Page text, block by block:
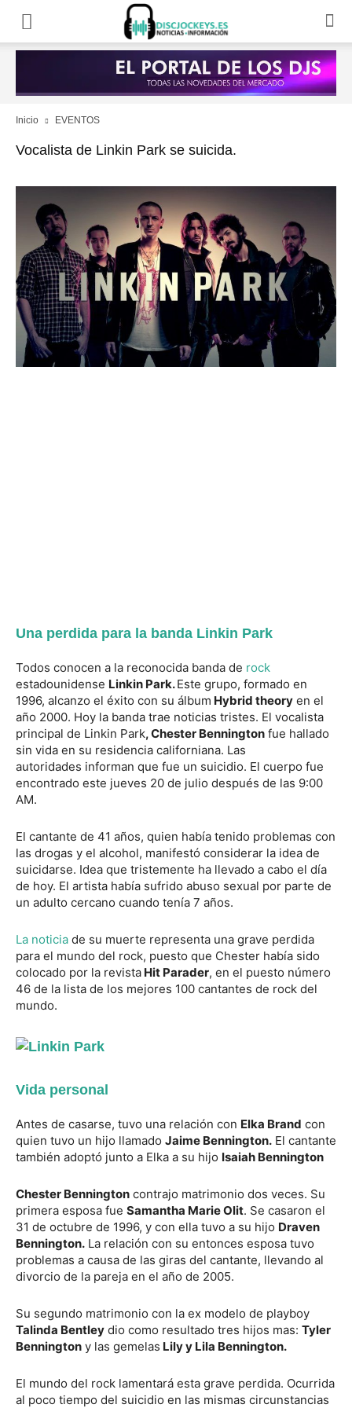
Inicio EVENTOS
Vocalista de Linkin Park se suicida.
Una perdida para la banda Linkin Park
Todos conocen a la reconocida banda de rock
estadounidense Linkin Park.Este grupo, formado en
1996, alcanzo el éxito con su álbum Hybrid theory en el
año 2000. Hoy la banda trae noticias tristes. El vocalista
principal de Linkin Park, Chester Bennington fue hallado
sin vida en su residencia californiana. Las
autoridades informan que fue un suicidio. El cuerpo fue
encontrado este jueves 20 de julio después de las 9:00
AM.
El cantante de 41 años, quien había tenido problemas con
las drogas y el alcohol, manifestó considerar la idea de
suicidarse. Idea que tristemente ha llevado a cabo el día
de hoy. El artista había sufrido abuso sexual por parte de
un adulto cercano cuando tenía 7 años.
La noticia de su muerte representa una grave perdida
para el mundo del rock, puesto que Chester había sido
colocado por la revista Hit Parader, en el puesto número
46 de la lista de los mejores 100 cantantes de rock del
mundo.
Vida personal
Antes de casarse, tuvo una relación con Elka Brand con
quien tuvo un hijo llamado Jaime Bennington. El cantante
también adoptó junto a Elka a su hijo Isaiah Bennington
Chester Bennington contrajo matrimonio dos veces. Su
primera esposa fue Samantha Marie Olit. Se casaron el
31 de octubre de 1996, y con ella tuvo a su hijo Draven
Bennington. La relación con su entonces esposa tuvo
problemas a causa de las giras del cantante, llevando al
divorcio de la pareja en el año de 2005.
Su segundo matrimonio con la ex modelo de playboy
Talinda Bentley dio como resultado tres hijos mas: Tyler
Bennington y las gemelas Lily y Lila Bennington.
El mundo del rock lamentará esta grave perdida. Ocurrida
al poco tiempo del suicidio en las mismas circunstancias